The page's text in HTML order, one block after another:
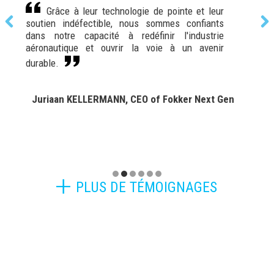
Grâce à leur technologie de pointe et leur
soutien indéfectible, nous sommes confiants
dans notre capacité à redéfinir l'industrie
aéronautique et ouvrir la voie à un avenir
durable.
Juriaan KELLERMANN, CEO of Fokker Next Gen
PLUS DE TÉMOIGNAGES